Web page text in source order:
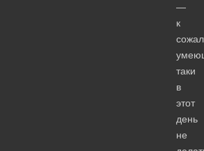
—
к
таки
в
этот
день
не